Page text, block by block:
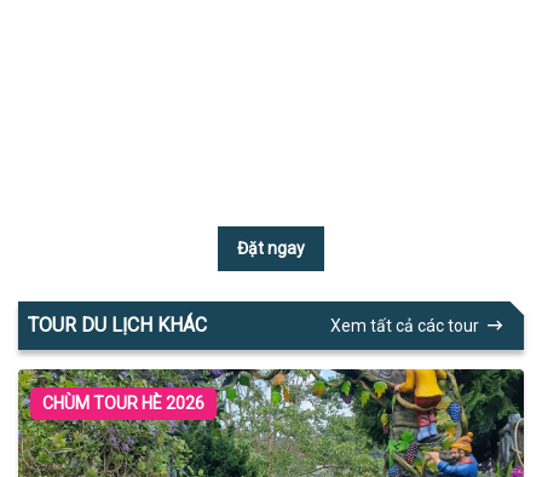
Đặt ngay
TOUR DU LỊCH KHÁC Xem tất cả các tour
CHÙM TOUR HÈ 2026